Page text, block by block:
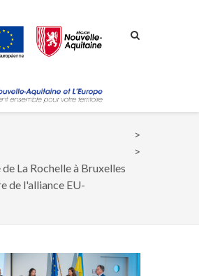
de La Rochelle à Bruxelles
de l'alliance EU-